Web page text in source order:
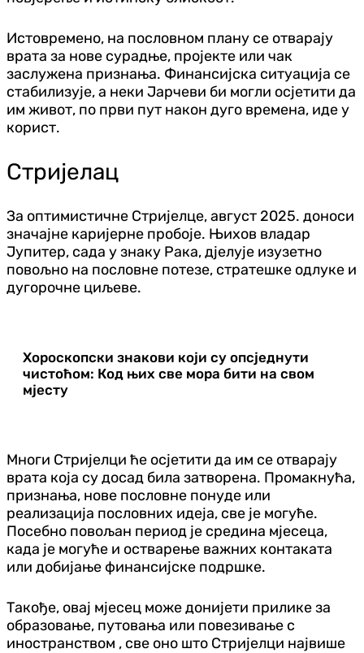
Истовремено, на пословном плану се отварају
врата за нове сурадње, пројекте или чак
заслужена признања. Финансијска ситуација се
стабилизује, а неки Јарчеви би могли осјетити да
им живот, по први пут након дуго времена, иде у
корист.
Стријелац
За оптимистичне Стријелце, август 2025. доноси
значајне каријерне пробоје. Њихов владар
Јупитер, сада у знаку Рака, дјелује изузетно
повољно на пословне потезе, стратешке одлуке и
дугорочне циљеве.
Хороскопски знакови који су опсједнути
чистоћом: Код њих све мора бити на свом
мјесту
Многи Стријелци ће осјетити да им се отварају
врата која су досад била затворена. Промакнућа,
признања, нове пословне понуде или
реализација пословних идеја, све је могуће.
Посебно повољан период је средина мјесеца,
када је могуће и остварење важних контаката
или добијање финансијске подршке.
Такође, овај мјесец може донијети прилике за
образовање, путовања или повезивање с
иностранством , све оно што Стријелци највише